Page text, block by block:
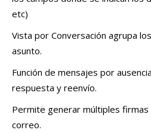
etc)
Vista por Conversación agrupa
asunto.
Función de mensajes por
respuesta y reenvío.
Permite generar múltiples
correo.